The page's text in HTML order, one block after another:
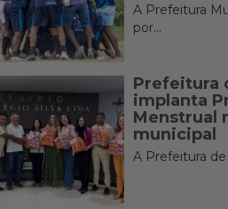
A Prefeitura
por...
Prefeitura
implanta
Menstrual
municipal
A Prefeitura de